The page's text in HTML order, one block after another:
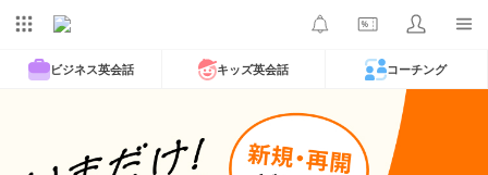
ビジネス英会話 キッズ英会話 コーチング